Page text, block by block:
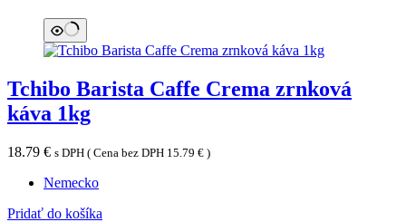
Tchibo Barista Caffe Crema zrnková
káva 1kg
18.79 € s DPH ( Cena bez DPH 15.79 € )
Nemecko
Pridať do košíka